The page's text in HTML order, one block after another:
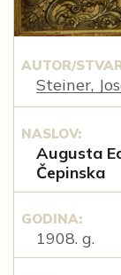
AUTOR/
Steiner,
NASLOV:
Augusta
Čepinska
GODINA:
1908. g.